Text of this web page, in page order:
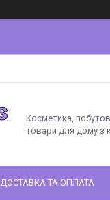
Косметика,
товари для дому з
ДОСТАВКА ТА ОПЛАТА